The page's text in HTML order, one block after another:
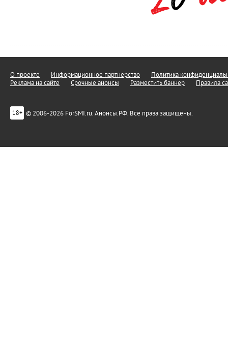
О проекте Информационное партнерство
Политика
Реклама на сайте
Срочные анонсы Разместить баннер Правила
18+ © 2006-2026 ForSMI.ru. Анонсы.РФ. Все права защищены.